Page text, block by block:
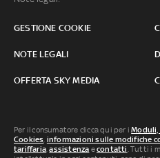
GESTIONE COOKIE
NOTE LEGALI
OFFERTA SKY MEDIA
Per il consumatore clicca qui per i
Cookies, informazioni sulle modifiche
tariffaria,assistenza econtatti. Tutti i